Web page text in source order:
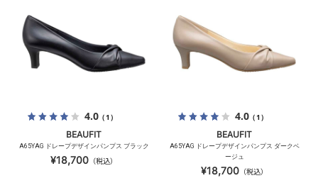
4.0（1）
BEAUFIT
A65YAG ドレープデザインパンプス ブラック
¥18,700 （税込）
4.0（1）
BEAUFIT
A65YAG ドレープデザインパンプス ダークベ
ージュ
¥18,700 （税込）